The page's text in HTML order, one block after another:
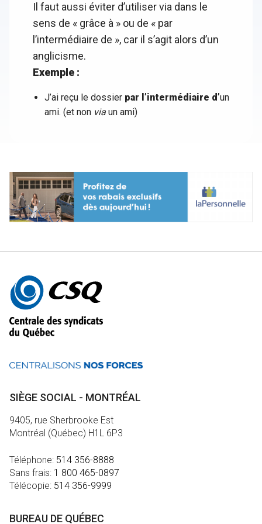
Il faut aussi éviter d’utiliser via dans le
sens de « grâce à » ou de « par
l’intermédiaire de », car il s’agit alors d’un
anglicisme.
Exemple :
J’ai reçu le dossier par l’intermédiaire d’un
ami. (et non via un ami)
Autres
informations
SIÈGE SOCIAL - MONTRÉAL
9405, rue Sherbrooke Est
Montréal (Québec) H1L 6P3
Téléphone: 514 356-8888
Sans frais: 1 800 465-0897
Télécopie: 514 356-9999
BUREAU DE QUÉBEC